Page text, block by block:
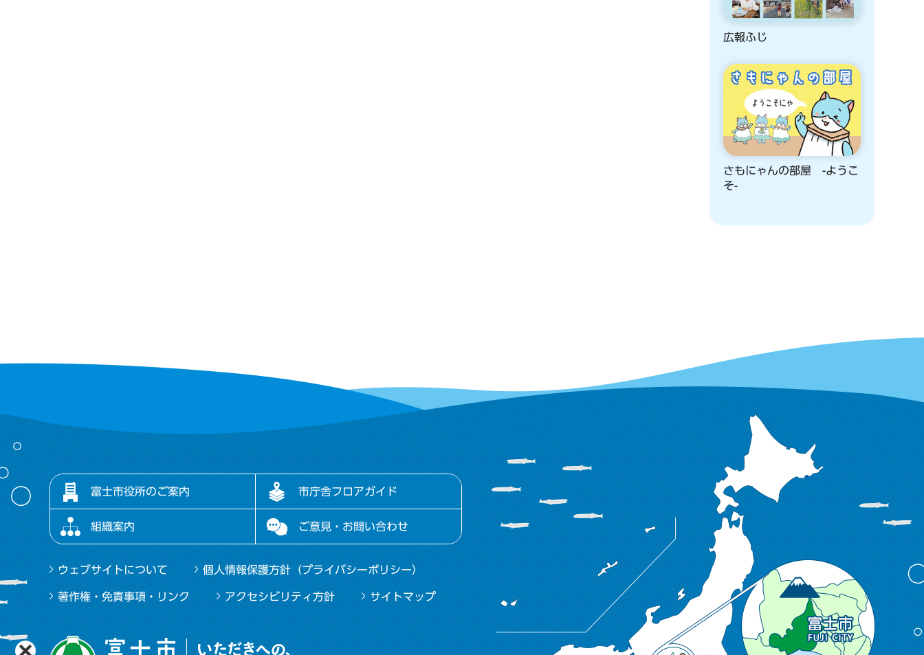
広報ふじ
さもにゃんの部屋 -ようこ
そ-
富士市役所のご案内 市庁舎フロアガイド
組織案内 ご意見・お問い合わせ
ウェブサイトについて 個人情報保護方針（プライバシーポリシー）
著作権・免責事項・リンク アクセシビリティ方針 サイトマップ